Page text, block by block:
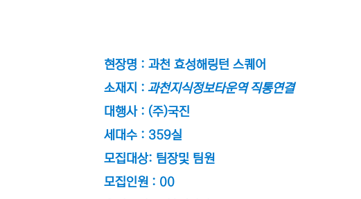
본문현장명 : 과천 효성해링턴 스퀘어
소재지 : 과천지식정보타운역 직통연결
대행사 : (주)국진
세대수 : 359실
모집대상: 팀장및 팀원
모집인원 : 00